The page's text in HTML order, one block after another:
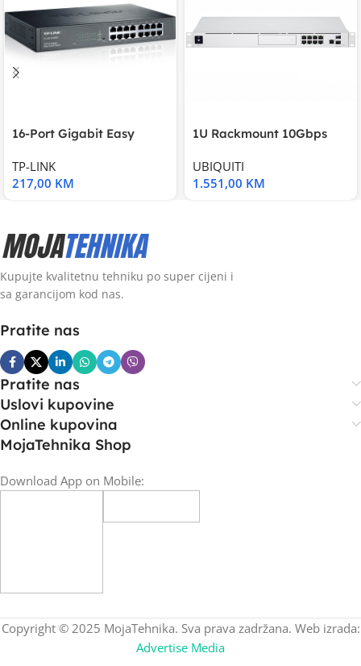
16-Port Gigabit Easy
TP-LINK
217,00 KM
1U Rackmount 10Gbps
UBIQUITI
1.551,00 KM
Kupujte kvalitetnu tehniku po super cijeni i
sa garancijom kod nas.
Pratite nas
Pratite nas
Uslovi kupovine
Online kupovina
MojaTehnika Shop
Download App on Mobile:
Copyright © 2025 MojaTehnika. Sva prava zadržana. Web izrada:
Advertise Media